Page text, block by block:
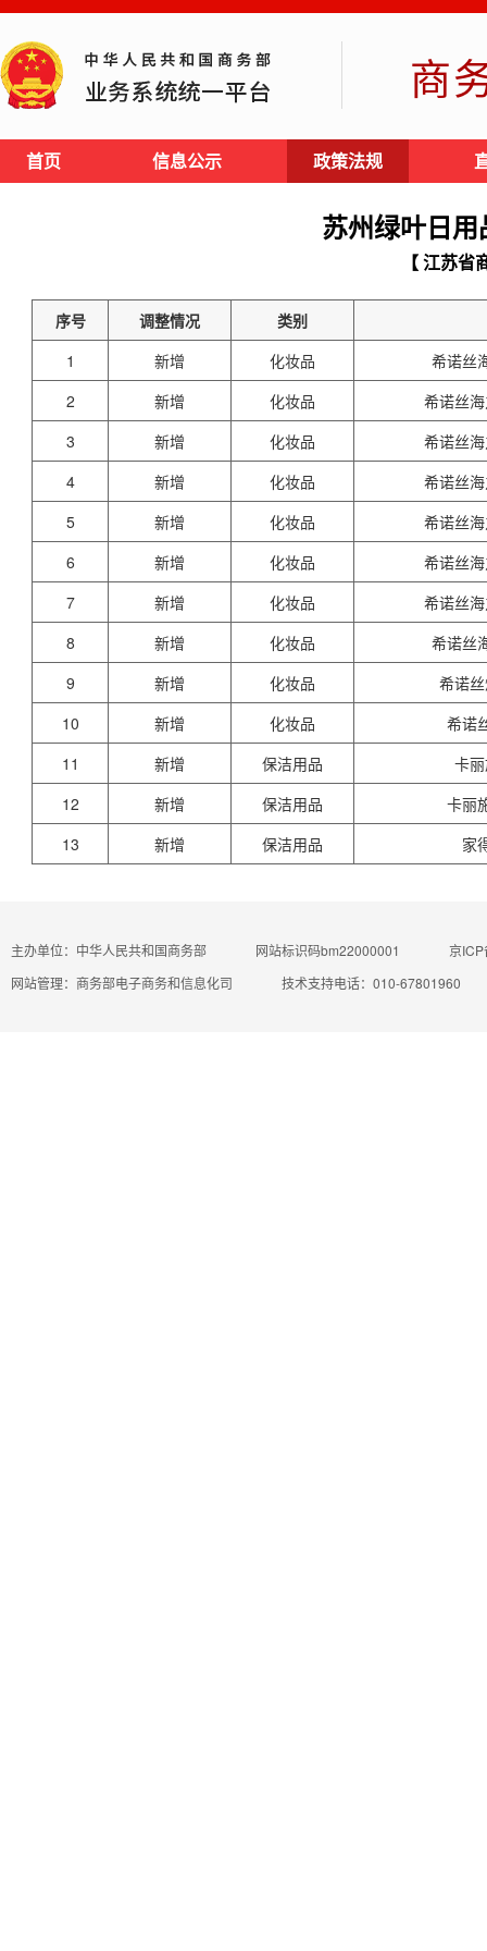
商
首页 信息公示 政策法规
苏州绿叶日
【 江苏省
序号 调整情况
类别
1
新增 化妆品
希诺丝
2
新增 化妆品
希诺丝
3
新增 化妆品
希诺丝
4
新增 化妆品
希诺丝
5
新增 化妆品
希诺丝
6
新增 化妆品
希诺丝
7
新增 化妆品
希诺丝
8
新增 化妆品
希诺丝
9
新增 化妆品
希诺
10
新增 化妆品
希诺
11
新增 保洁用品
卡
12
新增 保洁用品
卡丽
13
新增 保洁用品 家
主办单位：中华人民共和国商务部 网站标识码bm22000001
京
网站管理：商务部电子商务和信息化司
技术支持电话：010-67801960